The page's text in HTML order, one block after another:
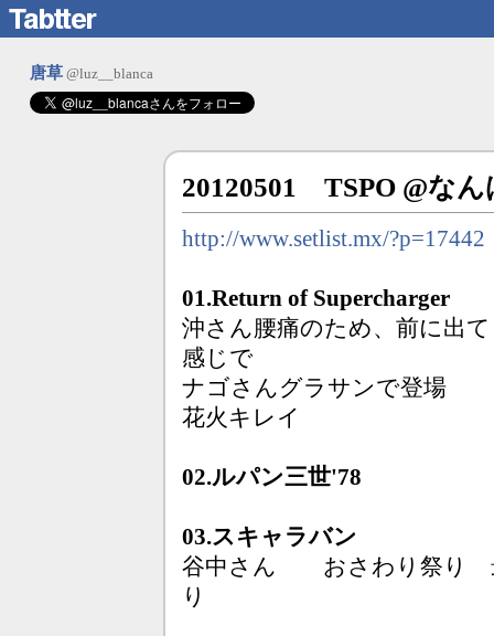
唐草 @luz__blanca
20120501 TSPO @なん
http://www.setlist.mx/?p=17442
01.Return of Supercharger
沖さん腰痛のため、前に出
感じで
ナゴさんグラサンで登場
花火キレイ
02.ルパン三世'78
03.スキャラバン
谷中さん おさわり祭り
り